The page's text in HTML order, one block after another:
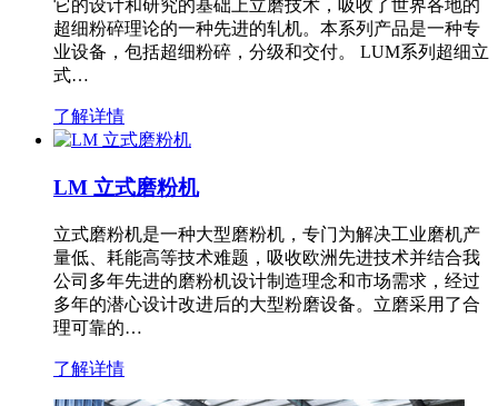
它的设计和研究的基础上立磨技术，吸收了世界各地的
超细粉碎理论的一种先进的轧机。本系列产品是一种专
业设备，包括超细粉碎，分级和交付。 LUM系列超细立
式…
了解详情
LM 立式磨粉机
立式磨粉机是一种大型磨粉机，专门为解决工业磨机产
量低、耗能高等技术难题，吸收欧洲先进技术并结合我
公司多年先进的磨粉机设计制造理念和市场需求，经过
多年的潜心设计改进后的大型粉磨设备。立磨采用了合
理可靠的…
了解详情